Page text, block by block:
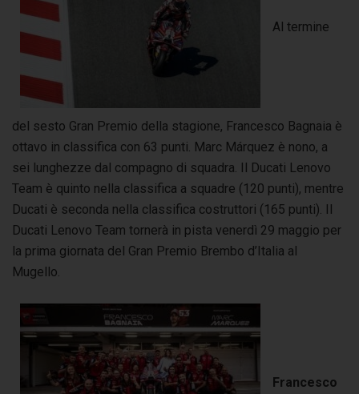
Al termine
del sesto Gran Premio della stagione, Francesco Bagnaia è
ottavo in classifica con 63 punti. Marc Márquez è nono, a
sei lunghezze dal compagno di squadra. Il Ducati Lenovo
Team è quinto nella classifica a squadre (120 punti), mentre
Ducati è seconda nella classifica costruttori (165 punti). Il
Ducati Lenovo Team tornerà in pista venerdì 29 maggio per
la prima giornata del Gran Premio Brembo d’Italia al
Mugello.
Francesco